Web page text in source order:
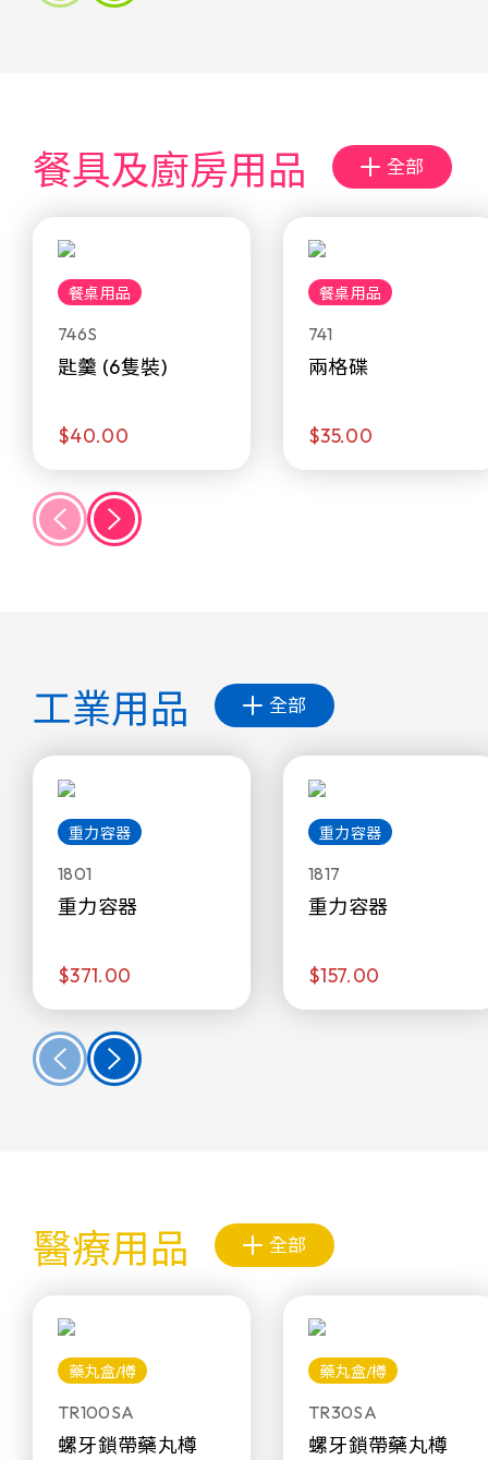
餐具及廚房用品 全部
餐桌用品
746S
匙羹 (6隻裝)
$40.00
餐桌用品
741
兩格碟
$35.00
工業用品 全部
重力容器
1801
重力容器
$371.00
重力容器
1817
重力容器
$157.00
醫療用品 全部
藥丸盒/樽
TR100SA
螺牙鎖帶藥丸樽
藥丸盒/樽
TR30SA
螺牙鎖帶藥丸樽